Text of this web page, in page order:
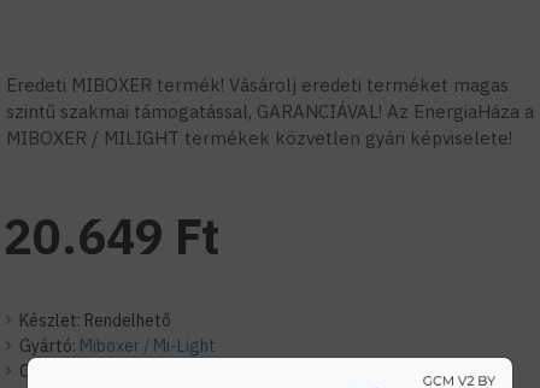
Eredeti MIBOXER termék! Vásárolj eredeti terméket magas
szintű szakmai támogatással, GARANCIÁVAL! Az EnergiaHáza a
MIBOXER / MILIGHT termékek közvetlen gyári képviselete!
Készlet: Rendelhető
Gyártó: Miboxer / Mi-Light
Cikkszám:
20.649 Ft